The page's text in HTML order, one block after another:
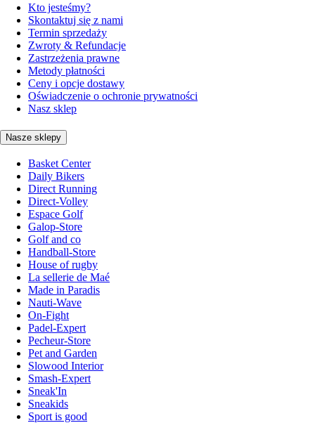
Kto jesteśmy?
Skontaktuj się z nami
Termin sprzedaży
Zwroty & Refundacje
Zastrzeżenia prawne
Metody płatności
Ceny i opcje dostawy
Oświadczenie o ochronie prywatności
Nasz sklep
Nasze sklepy
Basket Center
Daily Bikers
Direct Running
Direct-Volley
Espace Golf
Galop-Store
Golf and co
Handball-Store
House of rugby
La sellerie de Maé
Made in Paradis
Nauti-Wave
On-Fight
Padel-Expert
Pecheur-Store
Pet and Garden
Slowood Interior
Smash-Expert
Sneak'In
Sneakids
Sport is good